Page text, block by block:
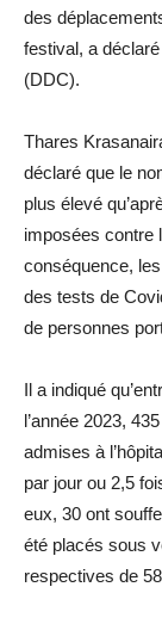
des
festival, a
(DDC).
Thares
déclaré que le
plus élevé
imposées contre
conséquence,
des tests de
de personnes
Il a indiqué
l’année 2023,
admises à
par jour ou 2,5
eux, 30 ont
été placés sous
respectives de